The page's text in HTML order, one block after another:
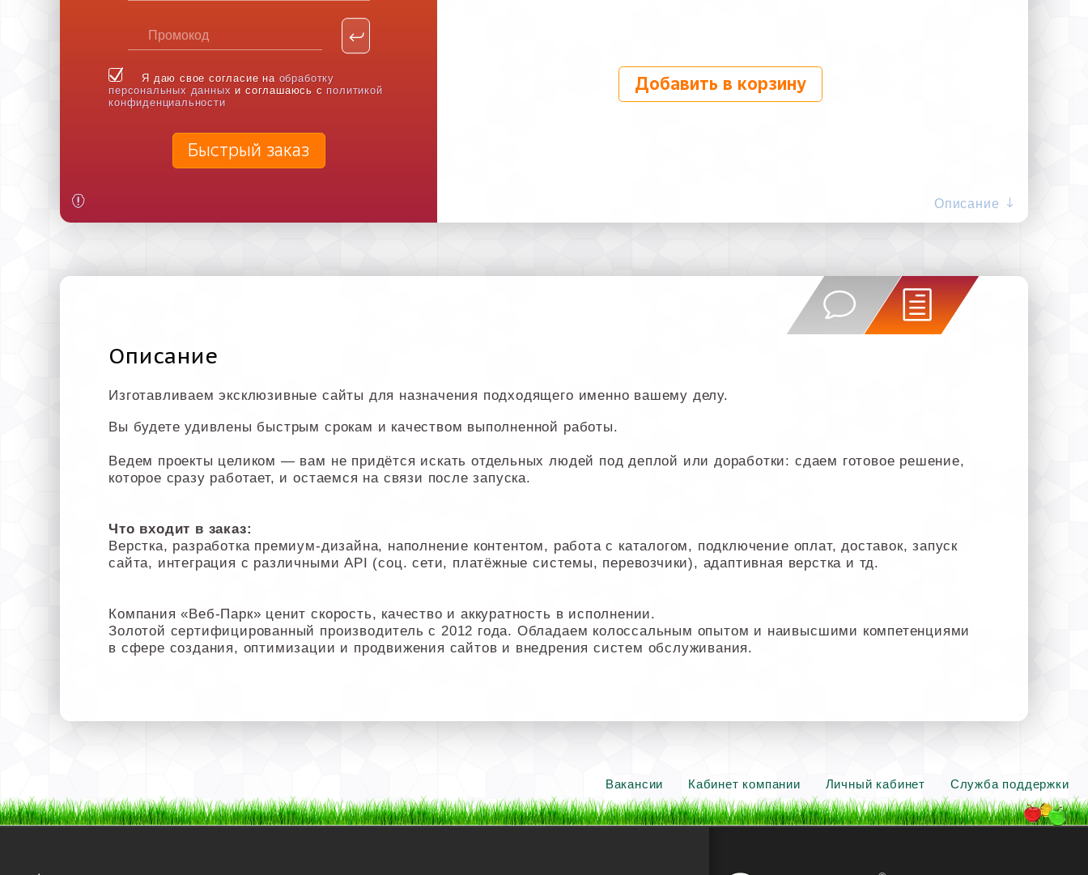
Я даю свое согласие на обработку
персональных данных и соглашаюсь с политикой
конфиденциальности
Быстрый заказ
Добавить в корзину
Описание
Описание
Изготавливаем эксклюзивные сайты для назначения подходящего именно вашему делу.
Вы будете удивлены быстрым срокам и качеством выполненной работы.
Ведем проекты целиком — вам не придётся искать отдельных людей под деплой или доработки: сдаем готовое решение,
которое сразу работает, и остаемся на связи после запуска.
Что входит в заказ:
Верстка, разработка премиум-дизайна, наполнение контентом, работа с каталогом, подключение оплат, доставок, запуск
сайта, интеграция с различными API (соц. сети, платёжные системы, перевозчики), адаптивная верстка и тд.
Компания «Веб-Парк» ценит скорость, качество и аккуратность в исполнении.
Золотой сертифицированный производитель с 2012 года. Обладаем колоссальным опытом и наивысшими компетенциями
в сфере создания, оптимизации и продвижения сайтов и внедрения систем обслуживания.
Вакансии Кабинет компании Личный кабинет Служба поддержки